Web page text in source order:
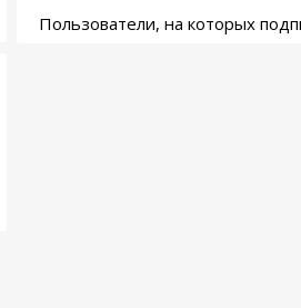
Пользователи, на которых